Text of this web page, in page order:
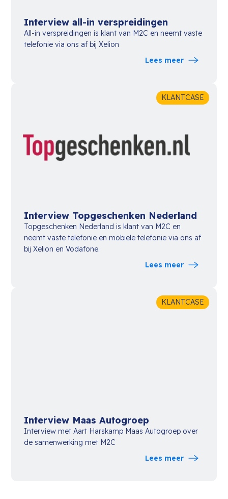
Interview all-in verspreidingen
All-in verspreidingen is klant van M2C en neemt vaste
telefonie via ons af bij Xelion
Lees meer
KLANTCASE
Interview Topgeschenken Nederland
Topgeschenken Nederland is klant van M2C en
neemt vaste telefonie en mobiele telefonie via ons af
bij Xelion en Vodafone.
Lees meer
KLANTCASE
Interview Maas Autogroep
Interview met Aart Harskamp Maas Autogroep over
de samenwerking met M2C
Lees meer